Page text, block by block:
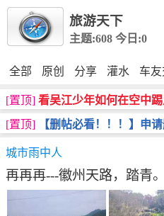
旅游天下
主题:608 今日:0
全部 原创 分享 灌水 车
[置顶] 看吴江少年如何在空中踢
[置顶]
【删帖必看！！！】申
城市雨中人
再再再---徽州天路，踏青。